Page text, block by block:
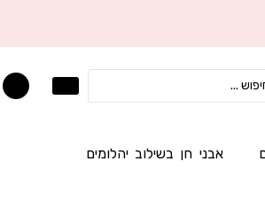
אבני חן בשילוב יהלומים